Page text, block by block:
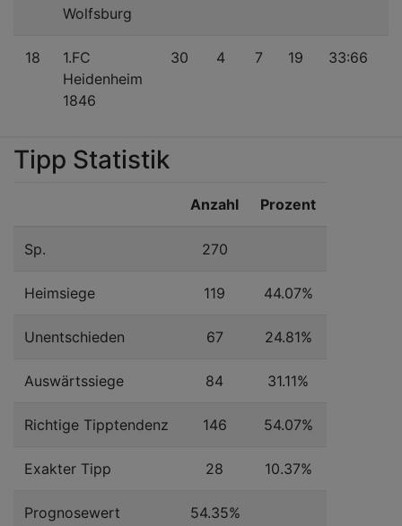
Wolfsburg
18
1.FC
Heidenheim
1846
30 4 7 19 33:66
Tipp Statistik
Anzahl Prozent
Sp. 270
Heimsiege 119 44.07%
Unentschieden 67 24.81%
Auswärtssiege 84 31.11%
Richtige Tipptendenz 146 54.07%
Exakter Tipp 28 10.37%
Prognosewert 54.35%